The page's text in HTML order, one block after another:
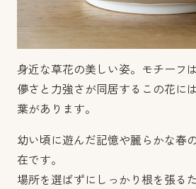
身近な草花の美しい姿。モチーフ
儚さと力強さが同居するこの花に
葉があります。
幼い頃に遊んだ記憶や麗らかな春
在です。
場所を選ばずにしっかり根を張る